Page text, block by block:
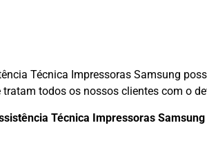
Técnica Impressoras Samsung
todos os nossos clientes com o
Técnica Impressoras